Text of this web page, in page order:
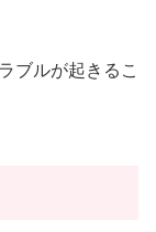
ブルが起きるこ